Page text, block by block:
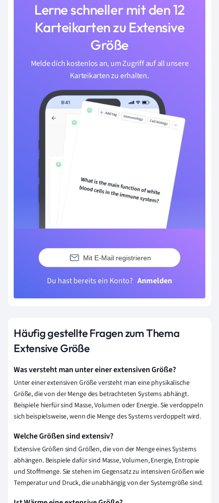
Lerne schneller mit den 12
Karteikarten zu Extensive
Größe
Melde dich kostenlos an, um Zugriff auf all unsere
Karteikarten zu erhalten.
Mit E-Mail registrieren
Du hast bereits ein Konto? Anmelden
Häufig gestellte Fragen zum Thema
Extensive Größe
Was versteht man unter einer extensiven Größe?
Unter einer extensiven Größe versteht man eine physikalische
Größe, die von der Menge des betrachteten Systems abhängt.
Beispiele hierfür sind Masse, Volumen oder Energie. Sie verdoppeln
sich beispielsweise, wenn die Menge des Systems verdoppelt wird.
Welche Größen sind extensiv?
Extensive Größen sind Größen, die von der Menge eines Systems
abhängen. Beispiele dafür sind Masse, Volumen, Energie, Entropie
und Stoffmenge. Sie stehen im Gegensatz zu intensiven Größen wie
Temperatur und Druck, die unabhängig von der Systemgröße sind.